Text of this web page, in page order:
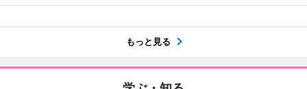
もっと見る